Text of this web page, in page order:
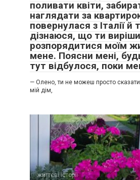
поливати квіти,
наглядати за
повернулася з Італії й
дізнаюся, що ти
розпорядитися моїм
мене. Поясни мені,
тут відбулося, поки
— Олено, ти не можеш просто
мій дім,
життєві історії